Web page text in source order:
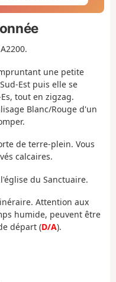
une petite
Est puis elle se
tout en zigzag.
Blanc/Rouge d'un
de terre-plein. Vous
calcaires.
du Sanctuaire.
Attention aux
humide, peuvent être
départ (D/A).